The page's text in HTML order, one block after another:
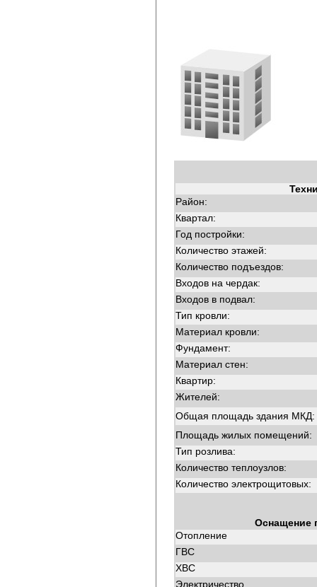
Район:
Квартал:
Год постройки:
Количество этажей:
Количество подъездов:
Входов на чердак:
Входов в подвал:
Тип кровли:
Материал кровли:
Фундамент:
Материал стен:
Квартир:
Жителей:
Общая площадь здания МКД:
Площадь жилых помещений:
Тип розлива:
Количество теплоузлов:
Количество электрощитовых:
Оснащение
Отопление
ГВС
ХВС
Электричество